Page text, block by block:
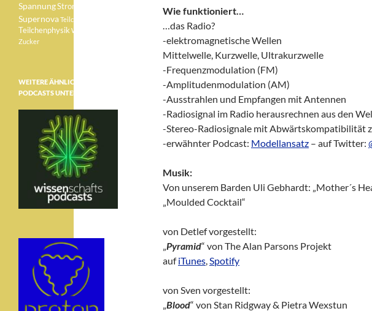
Wie funktioniert…
…das Radio?
-elektromagnetische Wellen
Mittelwelle, Kurzwelle, Ultrakurzwelle
-Frequenzmodulation (FM)
-Amplitudenmodulation (AM)
-Ausstrahlen und Empfangen mit Antennen
-Radiosignal im Radio herausrechnen aus den
-Stereo-Radiosignale mit Abwärtskompatibilität
-erwähnter Podcast: Modellansatz – auf Twitter:
Musik:
Von unserem Barden Uli Gebhardt: „Mother´s
„Moulded Cocktail“
von Detlef vorgestellt:
„Pyramid“ von The Alan Parsons Projekt
aufiTunes,Spotify
von Sven vorgestellt:
„Blood“ von Stan Ridgway & Pietra Wexstun
SpannungStrom
SupernovaTeilchen
TeilchenphysikWeisser Zwerg
Zucker
WEITERE ÄHNLICHE
PODCASTS UNTER: